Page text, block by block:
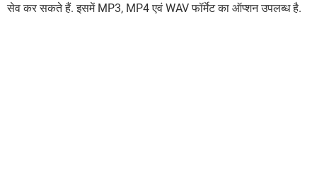
सेव कर सकते हैं. इसमें MP3, MP4 एवं WAV फॉर्मेट का ऑप्शन उपलब्ध है.